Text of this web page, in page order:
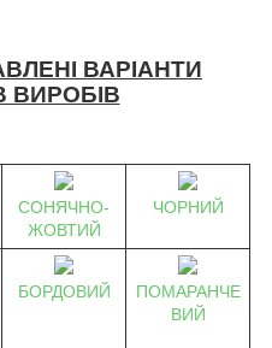
ВАРІАНТИ
ВИРОБІВ
СОНЯЧНО-
ЖОВТИЙ
ЧОРНИЙ
БОРДОВИЙ
ПОМАРАНЧЕ
ВИЙ